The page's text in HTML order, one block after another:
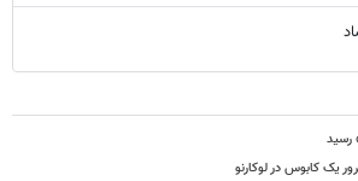
رسید
یک کابوس در لوکارنو